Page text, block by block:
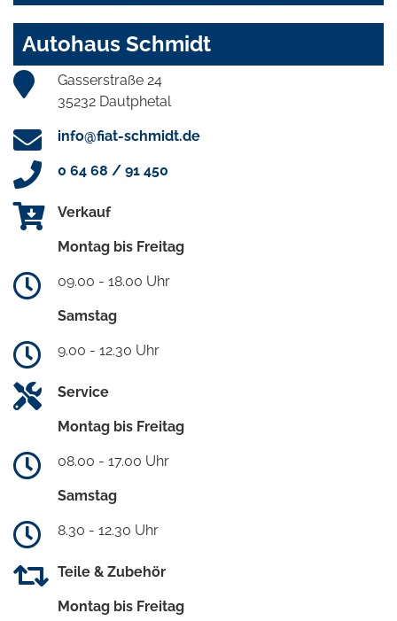
Autohaus Schmidt
Gasserstraße 24
35232 Dautphetal
info@fiat-schmidt.de
0 64 68 / 91 450
Verkauf
Montag bis Freitag
09.00 - 18.00 Uhr
Samstag
9.00 - 12.30 Uhr
Service
Montag bis Freitag
08.00 - 17.00 Uhr
Samstag
8.30 - 12.30 Uhr
Teile & Zubehör
Montag bis Freitag